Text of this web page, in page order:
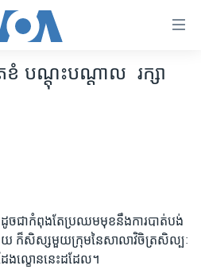
បណ្តុះបណ្តាល រក្សា
ចជាកំពុងតែប្រឈមមុខនឹងការបាត់បង់
យ ក៏សិស្សមួយក្រុមនៃសាលាវិចិត្រសិល្បៈ
ងល្ខោននេះដដែល។